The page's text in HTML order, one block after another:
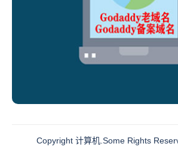
Copyright 计算机.Some Rights